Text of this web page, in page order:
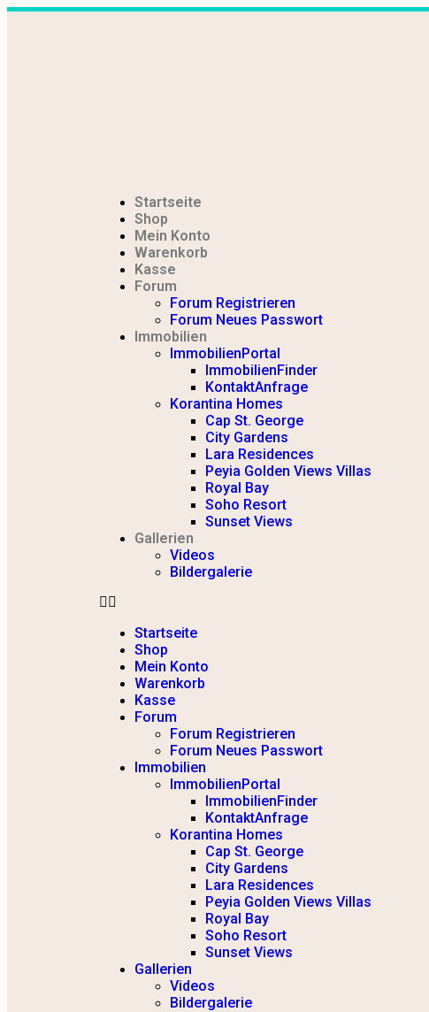
Startseite
Shop
Mein Konto
Warenkorb
Kasse
Forum
Forum Registrieren
Forum Neues Passwort
Immobilien
ImmobilienPortal
ImmobilienFinder
KontaktAnfrage
Korantina Homes
Cap St. George
City Gardens
Lara Residences
Peyia Golden Views Villas
Royal Bay
Soho Resort
Sunset Views
Gallerien
Videos
Bildergalerie
Startseite
Shop
Mein Konto
Warenkorb
Kasse
Forum
Forum Registrieren
Forum Neues Passwort
Immobilien
ImmobilienPortal
ImmobilienFinder
KontaktAnfrage
Korantina Homes
Cap St. George
City Gardens
Lara Residences
Peyia Golden Views Villas
Royal Bay
Soho Resort
Sunset Views
Gallerien
Videos
Bildergalerie